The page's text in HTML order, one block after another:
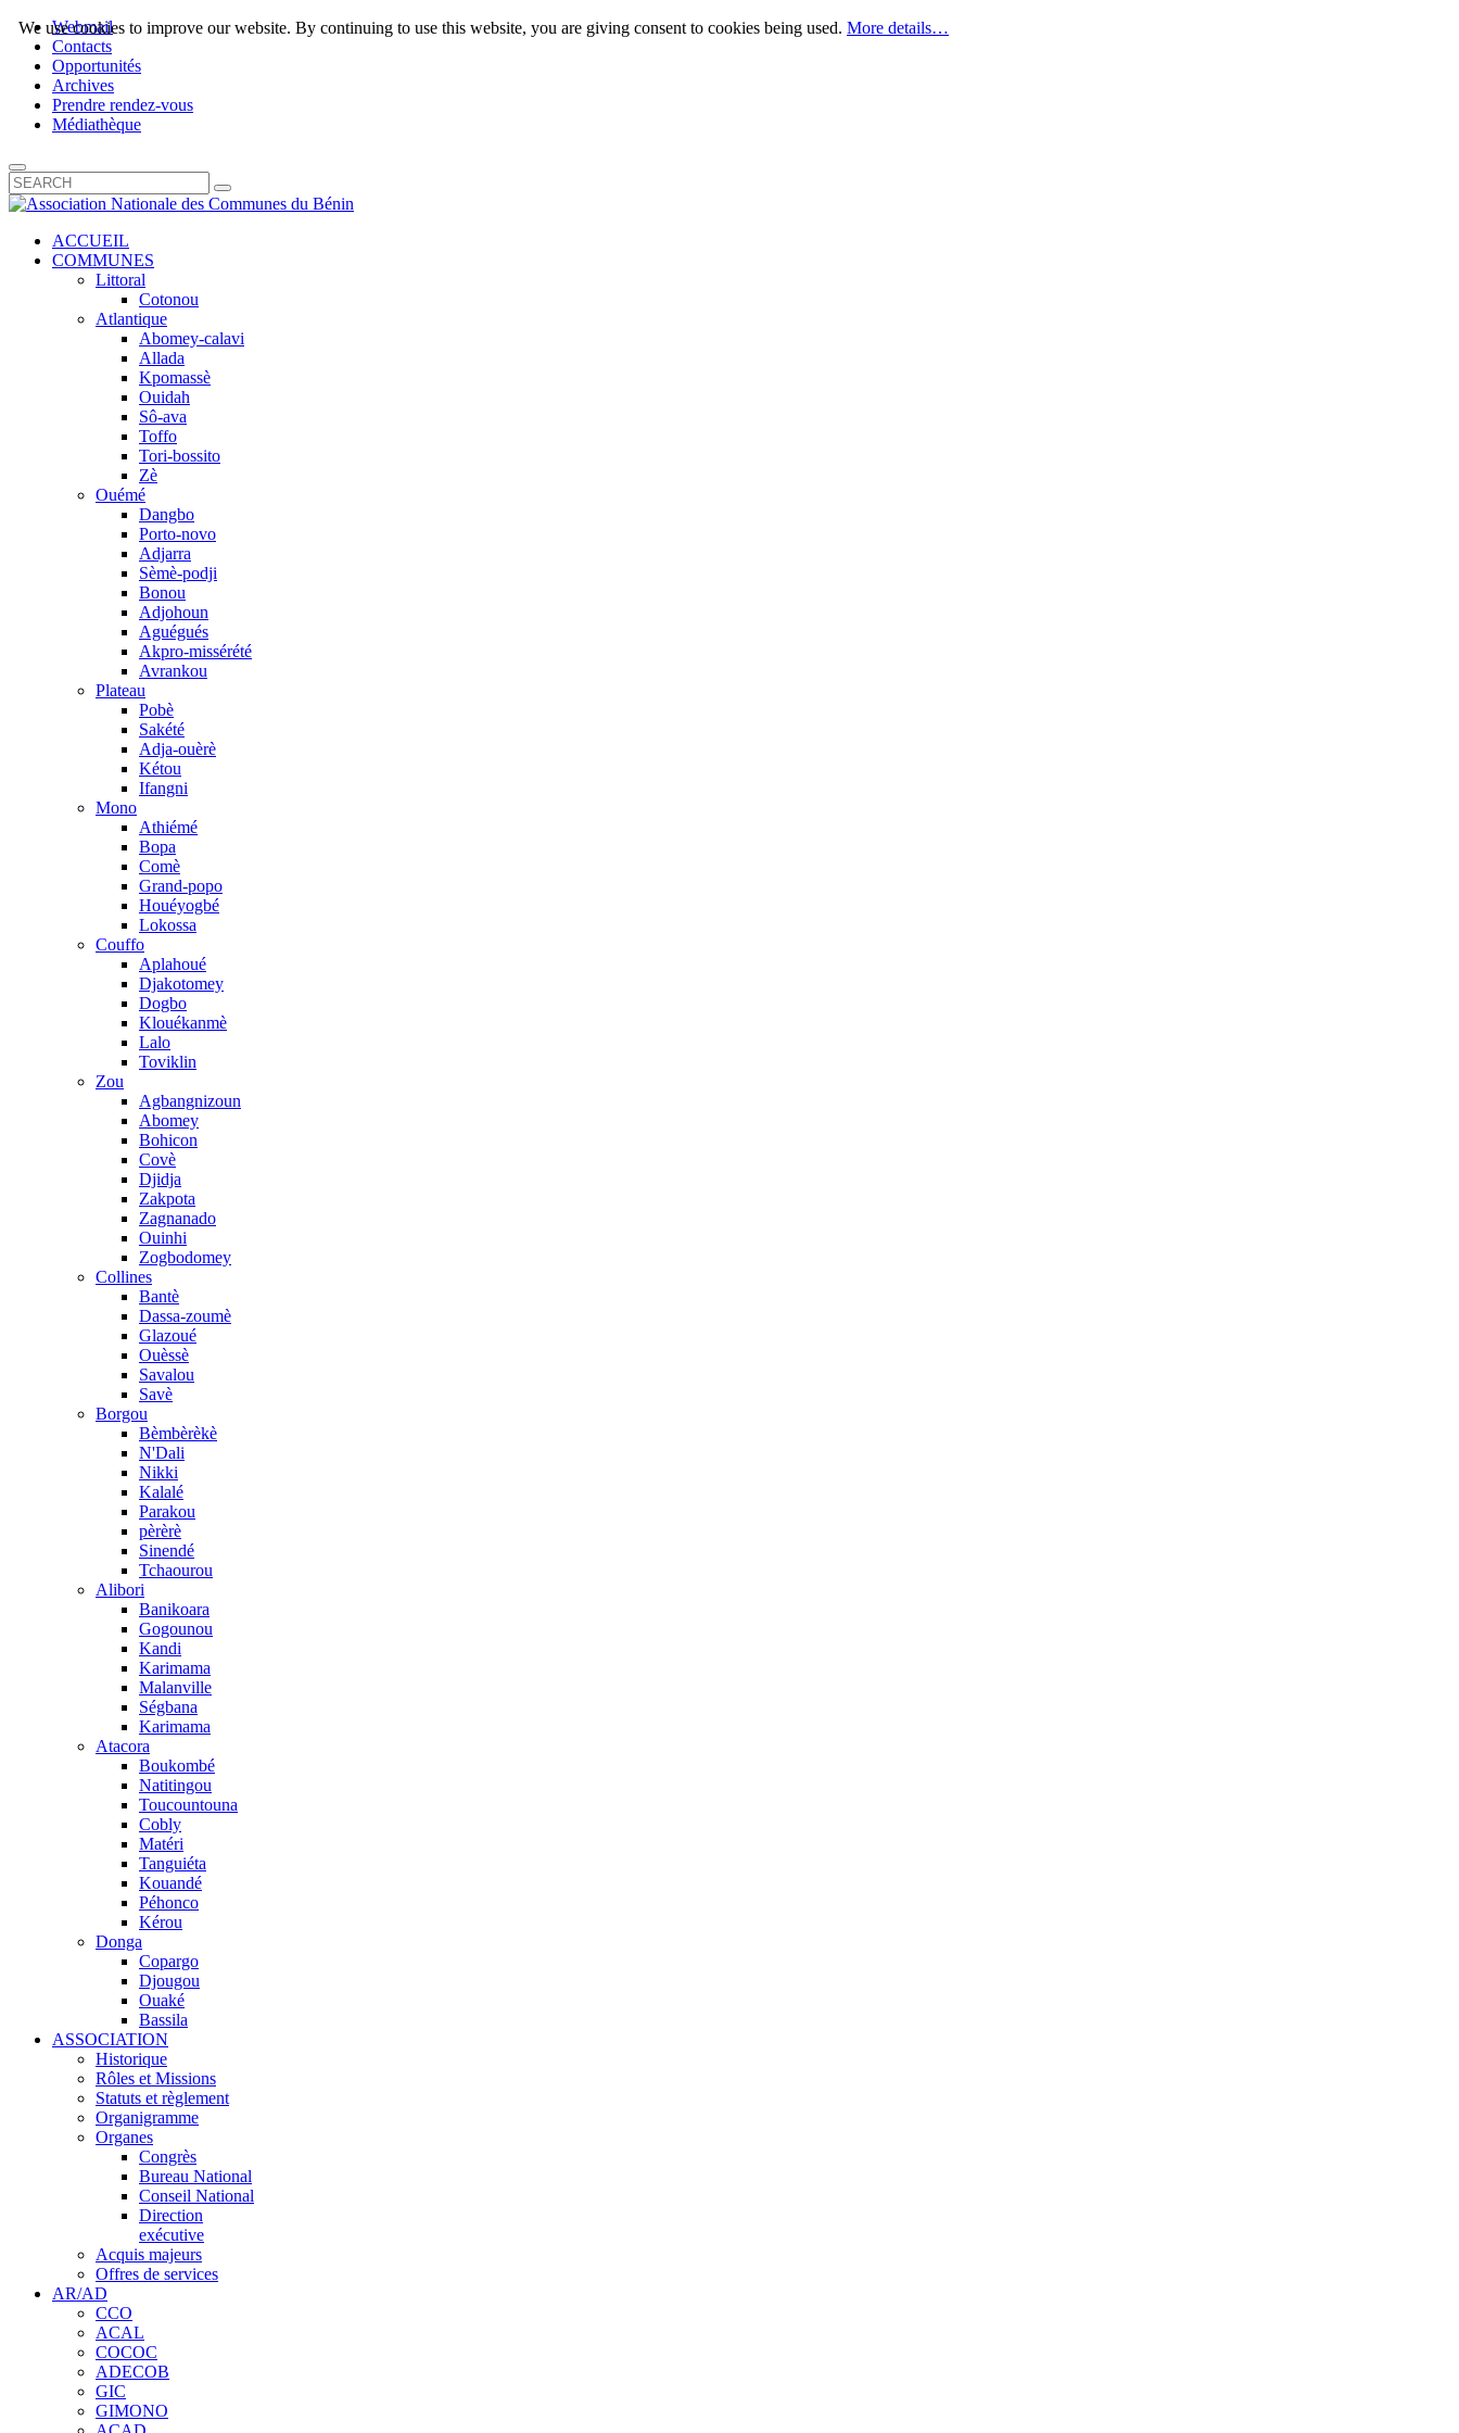
Webmail
Contacts
Opportunités
Archives
Prendre rendez-vous
Médiathèque
ACCUEIL
COMMUNES
Littoral
Cotonou
Atlantique
Abomey-calavi
Allada
Kpomassè
Ouidah
Sô-ava
Toffo
Tori-bossito
Zè
Ouémé
Dangbo
Porto-novo
Adjarra
Sèmè-podji
Bonou
Adjohoun
Aguégués
Akpro-missérété
Avrankou
Plateau
Pobè
Sakété
Adja-ouèrè
Kétou
Ifangni
Mono
Athiémé
Bopa
Comè
Grand-popo
Houéyogbé
Lokossa
Couffo
Aplahoué
Djakotomey
Dogbo
Klouékanmè
Lalo
Toviklin
Zou
Agbangnizoun
Abomey
Bohicon
Covè
Djidja
Zakpota
Zagnanado
Ouinhi
Zogbodomey
Collines
Bantè
Dassa-zoumè
Glazoué
Ouèssè
Savalou
Savè
Borgou
Bèmbèrèkè
N'Dali
Nikki
Kalalé
Parakou
pèrèrè
Sinendé
Tchaourou
Alibori
Banikoara
Gogounou
Kandi
Karimama
Malanville
Ségbana
Karimama
Atacora
Boukombé
Natitingou
Toucountouna
Cobly
Matéri
Tanguiéta
Kouandé
Péhonco
Kérou
Donga
Copargo
Djougou
Ouaké
Bassila
ASSOCIATION
Historique
Rôles et Missions
Statuts et règlement
Organigramme
Organes
Congrès
Bureau National
Conseil National
Direction
exécutive
Acquis majeurs
Offres de services
AR/AD
CCO
ACAL
COCOC
ADECOB
GIC
GIMONO
We use cookies to improve our website. By continuing to use this website, you are giving consent to cookies being used. More details…